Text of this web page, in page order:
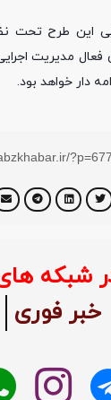
این طرح تحت
فعال مدیریت
دار خواهد بود.
شبکه
خبر فوری